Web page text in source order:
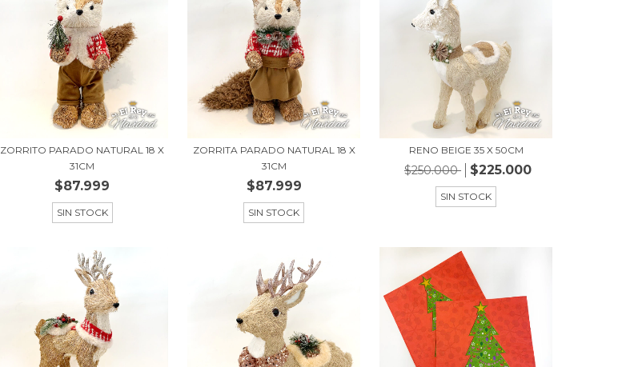
ZORRITO PARADO NATURAL 18 X
31CM
$87.999
SIN STOCK
ZORRITA PARADO NATURAL 18 X
31CM
$87.999
SIN STOCK
RENO BEIGE 35 X 50CM
$250.000 $225.000
SIN STOCK